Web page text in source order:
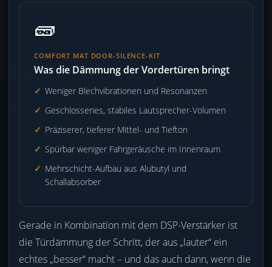
🧱
COMFORT MAT DOOR-SILENCE-KIT
Was die Dämmung der Vordertüren bringt
Weniger Blechvibrationen und Resonanzen
Geschlossenes, stabiles Lautsprecher-Volumen
Präziserer, tieferer Mittel- und Tiefton
Spürbar weniger Fahrgeräusche im Innenraum
Mehrschicht-Aufbau aus Alubutyl und
Schallabsorber
Gerade in Kombination mit dem DSP-Verstärker ist
die Türdämmung der Schritt, der aus „lauter“ ein
echtes „besser“ macht – und das auch dann, wenn die